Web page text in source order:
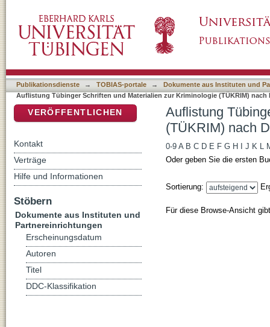
Publikationsdienste → TOBIAS-portale →
Dokumente aus Instituten und
Auflistung Tübinger Schriften und Materialien zur Kriminologie (TÜKRIM) nach
Auflistung
(TÜKRIM) nach
0-9 A B C D E F G H J K L
Oder geben Sie die ersten
Sortierung:
Für diese Browse-Ansicht
VERÖFFENTLICHEN
Kontakt
Verträge
Hilfe und Informationen
Stöbern
Dokumente aus Instituten und
Partnereinrichtungen
Erscheinungsdatum
Autoren
Titel
DDC-Klassifikation